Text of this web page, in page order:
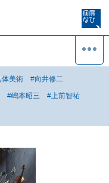
体美術 #向井修二
#嶋本昭三 #上前智祐